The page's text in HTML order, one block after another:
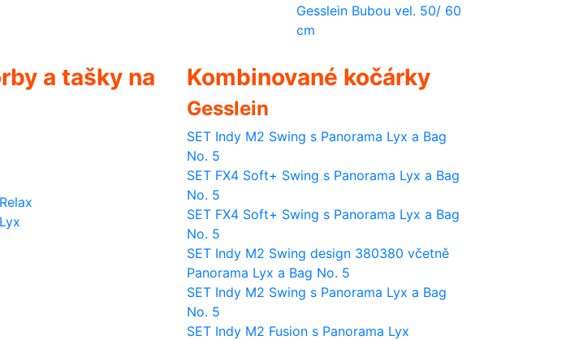
Gesslein Bubou vel. 50/ 60
cm
a tašky na
Kombinované kočárky
Gesslein
SET Indy M2 Swing s Panorama Lyx a Bag
No. 5
SET FX4 Soft+ Swing s Panorama Lyx a Bag
No. 5
SET FX4 Soft+ Swing s Panorama Lyx a Bag
No. 5
SET Indy M2 Swing design 380380 včetně
Panorama Lyx a Bag No. 5
SET Indy M2 Swing s Panorama Lyx a Bag
No. 5
SET Indy M2 Fusion s Panorama Lyx